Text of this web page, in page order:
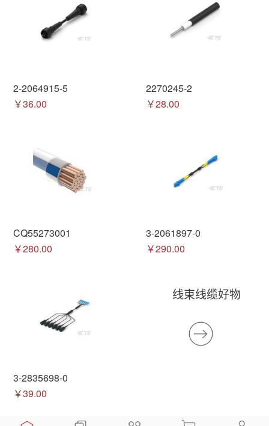
2-2064915-5
￥36.00
2270245-2
￥28.00
CQ55273001
￥280.00
3-2061897-0
￥290.00
3-2835698-0
￥39.00
线束线缆好物